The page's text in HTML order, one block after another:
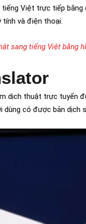
Việt trực tiếp bằng
tính và điện thoại.
sang tiếng Việt bằng
dịch thuật trực tuyến
dùng có được bản dịch